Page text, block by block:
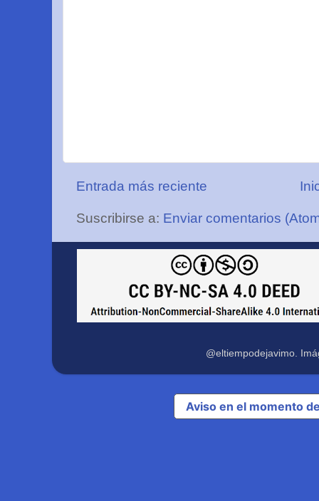
Entrada más reciente
Suscribirse a: Enviar comentarios
@eltiempodejavimo.
Aviso en el momento